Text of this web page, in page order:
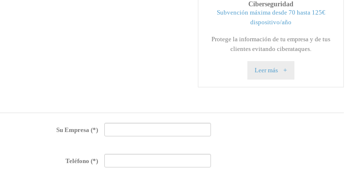
Ciberseguridad
Subvención máxima desde 70 hasta 125€
dispositivo/año
Protege la información de tu empresa y de tus
clientes evitando ciberataques.
Leer más
Su Empresa (*)
Teléfono (*)